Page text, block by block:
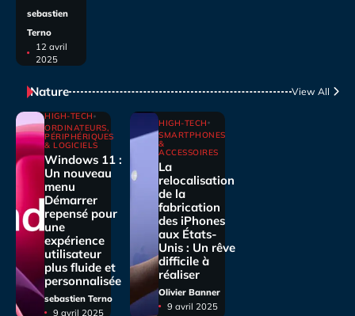
sebastien
Terno
12 avril
2025
Nature View All
HIGH-TECH
ORDINATEURS,
PÉRIPHÉRIQUES
& LOGICIELS
Windows 11 :
Un nouveau
menu
Démarrer
repensé pour
une
expérience
utilisateur
plus fluide et
personnalisée
sebastien Terno
9 avril 2025
HIGH-TECH
SMARTPHONES
&
ACCESSOIRES
La
relocalisation
de la
fabrication
des iPhones
aux États-
Unis : Un rêve
difficile à
réaliser
Olivier Banner
9 avril 2025